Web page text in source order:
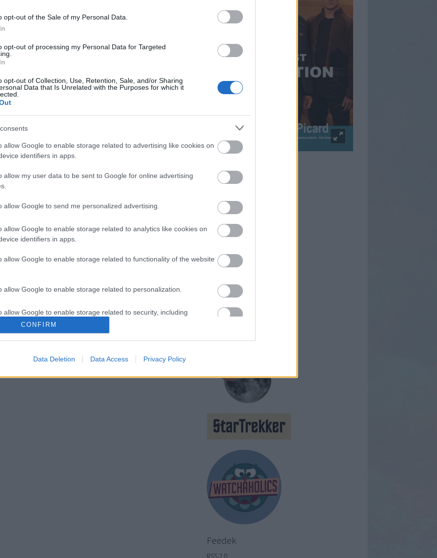
opt-out of the Sale of my Personal Data.
opt-out of processing my Personal Data for Targeted
opt-out of Collection, Use, Retention, Sale, and/or Sharing
Data that Is Unrelated with the Purposes for which it
allow Google to enable storage related to advertising like cookies on
identifiers in apps.
allow my user data to be sent to Google for online advertising
allow Google to send me personalized advertising.
allow Google to enable storage related to analytics like cookies on
identifiers in apps.
allow Google to enable storage related to functionality of the website
allow Google to enable storage related to personalization.
allow Google to enable storage related to security, including
functionality and fraud prevention, and other user protection.
CONFIRM
Data Deletion Data Access Privacy Policy
után érkezett a Star Trek világába, amikor az
élet
(Similitude, 3x10) című epizódot jegyezte íróként, a
showrunnere. Coto nem csupán szerializáltabb
a produkciót a közkedvelt Star Trek témákhoz, így
az előzményét a kánonban. Bár az
között széleskörű elismerés övezi, az el nem készült
volna a franchise-t, ha Coto újabb szezonokra is
komment
Enterprise
trackback címe:
api/trackback/id/18164546
Kommentek:
ellenőrzi. Kifogás esetén forduljon a blog szerkesztőjéhez. Részletek a
adatvédelmi tájékoztatóban
Partnereink
Feedek